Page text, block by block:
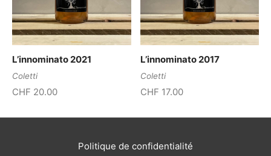
L’innominato 2021
Coletti
CHF 20.00
L’innominato 2017
Coletti
CHF 17.00
Politique de confidentialité